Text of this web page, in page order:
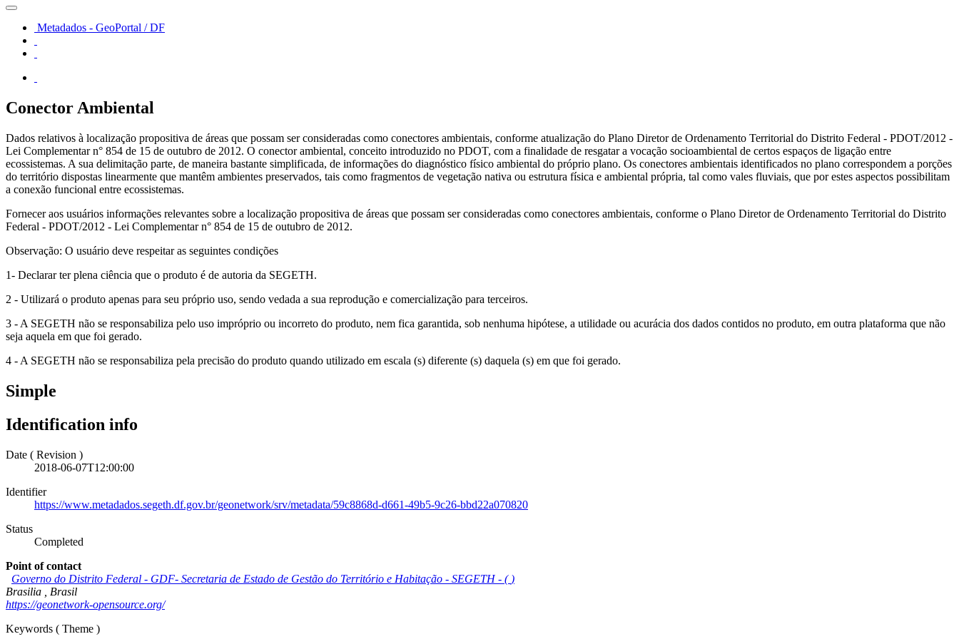
Metadados - GeoPortal / DF
Conector Ambiental
Dados relativos à localização propositiva de áreas que possam ser consideradas como conectores ambientais, conforme atualização do Plano Diretor de Ordenamento Territorial do Distrito Federal - PDOT/2012 -
Lei Complementar n° 854 de 15 de outubro de 2012. O conector ambiental, conceito introduzido no PDOT, com a finalidade de resgatar a vocação socioambiental de certos espaços de ligação entre
ecossistemas. A sua delimitação parte, de maneira bastante simplificada, de informações do diagnóstico físico ambiental do próprio plano. Os conectores ambientais identificados no plano correspondem a porções
do território dispostas linearmente que mantêm ambientes preservados, tais como fragmentos de vegetação nativa ou estrutura física e ambiental própria, tal como vales fluviais, que por estes aspectos possibilitam
a conexão funcional entre ecossistemas.
Fornecer aos usuários informações relevantes sobre a localização propositiva de áreas que possam ser consideradas como conectores ambientais, conforme o Plano Diretor de Ordenamento Territorial do Distrito
Federal - PDOT/2012 - Lei Complementar n° 854 de 15 de outubro de 2012.
Observação: O usuário deve respeitar as seguintes condições
1- Declarar ter plena ciência que o produto é de autoria da SEGETH.
2 - Utilizará o produto apenas para seu próprio uso, sendo vedada a sua reprodução e comercialização para terceiros.
3 - A SEGETH não se responsabiliza pelo uso impróprio ou incorreto do produto, nem fica garantida, sob nenhuma hipótese, a utilidade ou acurácia dos dados contidos no produto, em outra plataforma que não
seja aquela em que foi gerado.
4 - A SEGETH não se responsabiliza pela precisão do produto quando utilizado em escala (s) diferente (s) daquela (s) em que foi gerado.
Simple
Identification info
Date ( Revision )
2018-06-07T12:00:00
Identifier
https://www.metadados.segeth.df.gov.br/geonetwork/srv/metadata/59c8868d-d661-49b5-9c26-bbd22a070820
Status
Completed
Point of contact
Governo do Distrito Federal - GDF- Secretaria de Estado de Gestão do Território e Habitação - SEGETH- ( )
Brasilia
Brasil
https://geonetwork-opensource.org/
Keywords ( Theme )